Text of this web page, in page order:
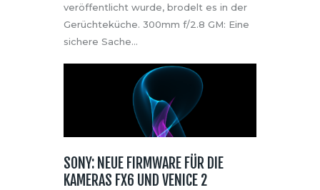
veröffentlicht wurde, brodelt es in der
Gerüchteküche. 300mm f/2.8 GM: Eine
sichere Sache…
SONY: NEUE FIRMWARE FÜR DIE
KAMERAS FX6 UND VENICE 2